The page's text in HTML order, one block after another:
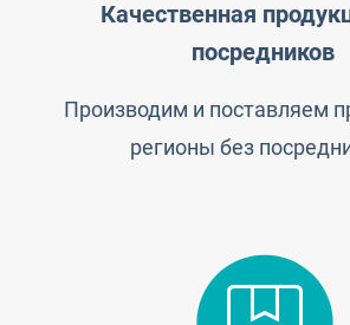
Качественная
посредников
Производим и поставляем
регионы без